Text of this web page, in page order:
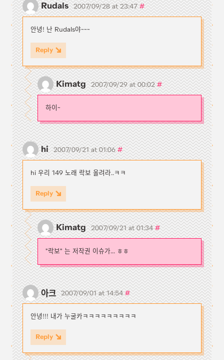
Rudals 2007/09/28 at 23:47#
안녕! 난 Rudals야~~~
Reply
Kimatg 2007/09/29 at 00:02#
하이~
hi 2007/09/21 at 01:06#
hi 우리 149 노래 락보 올려라..ㅋㅋ
Reply
Kimatg 2007/09/21 at 01:34#
"락보" 는 저작권 이슈가... ㅎㅎ
아크 2007/09/01 at 14:54#
안녕!!! 내가 누굴카ㅋㅋㅋㅋㅋㅋㅋㅋㅋ
Reply